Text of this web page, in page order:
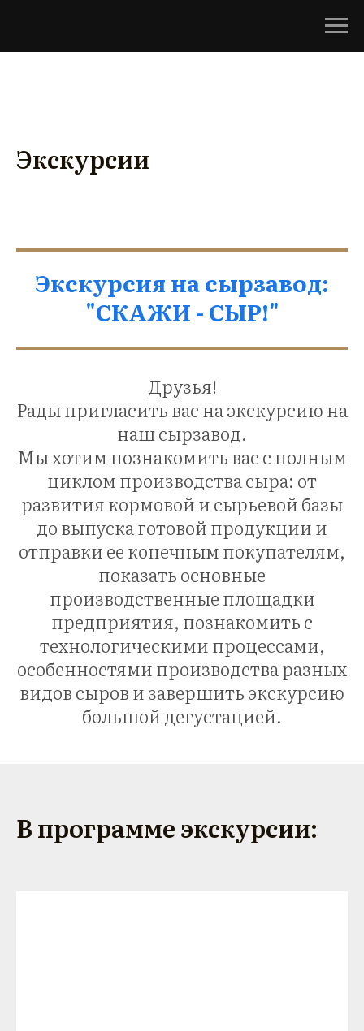
Экскурсии
Экскурсия на сырзавод:
"СКАЖИ - СЫР!"
Друзья!
Рады пригласить вас на экскурсию на
наш сырзавод.
Мы хотим познакомить вас с полным
циклом производства сыра: от
развития кормовой и сырьевой базы
до выпуска готовой продукции и
отправки ее конечным покупателям,
показать основные
производственные площадки
предприятия, познакомить с
технологическими процессами,
особенностями производства разных
видов сыров и завершить экскурсию
большой дегустацией.
В программе экскурсии: